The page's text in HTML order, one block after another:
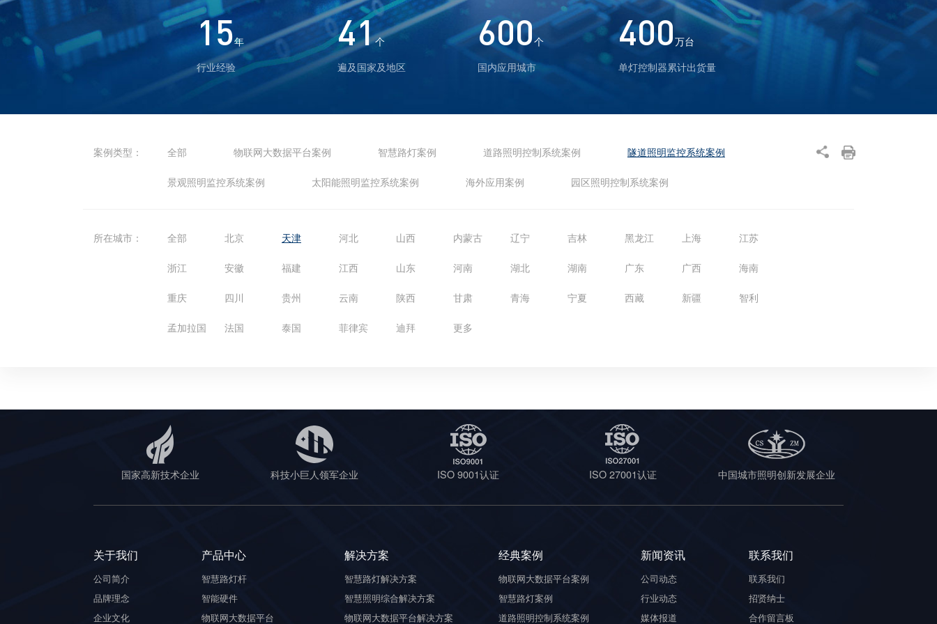
15年
行业经验
41个
遍及国家及地区
600个
国内应用城市
400万台
单灯控制器累计出货量
案例类型： 全部 物联网大数据平台案例 智慧路灯案例 道路照明控制系统案例 隧道照明监控系统案例
景观照明监控系统案例 太阳能照明监控系统案例 海外应用案例 园区照明控制系统案例
所在城市： 全部 北京 天津 河北 山西 内蒙古 辽宁 吉林 黑龙江 上海 江苏
浙江 安徽 福建 江西 山东 河南 湖北 湖南 广东 广西 海南
重庆 四川 贵州 云南 陕西 甘肃 青海 宁夏 西藏 新疆 智利
孟加拉国 法国 泰国 菲律宾 迪拜 更多
国家高新技术企业 科技小巨人领军企业 ISO 9001认证 ISO 27001认证 中国城市照明创新发展企业
关于我们
公司简介
品牌理念
企业文化
产品中心
智慧路灯杆
智能硬件
物联网大数据平台
解决方案
智慧路灯解决方案
智慧照明综合解决方案
物联网大数据平台解决方案
经典案例
物联网大数据平台案例
智慧路灯案例
道路照明控制系统案例
新闻资讯
公司动态
行业动态
媒体报道
联系我们
联系我们
招贤纳士
合作留言板